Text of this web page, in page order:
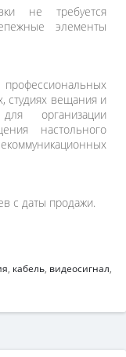
не требуется
элементы
студиях вещания и
организации
настольного
с даты продажи.
, кабель, видеосигнал,